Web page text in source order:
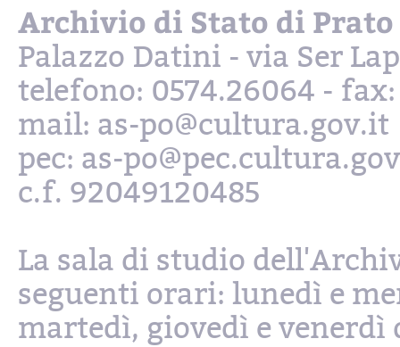
Archivio di Stato di Prato
Palazzo Datini - via Ser
telefono: 0574.26064 - fax:
mail: as-po@cultura.gov.it
pec: as-
c.f. 92049120485
La sala di studio
seguenti orari: lunedì e
martedì, giovedì e venerdì